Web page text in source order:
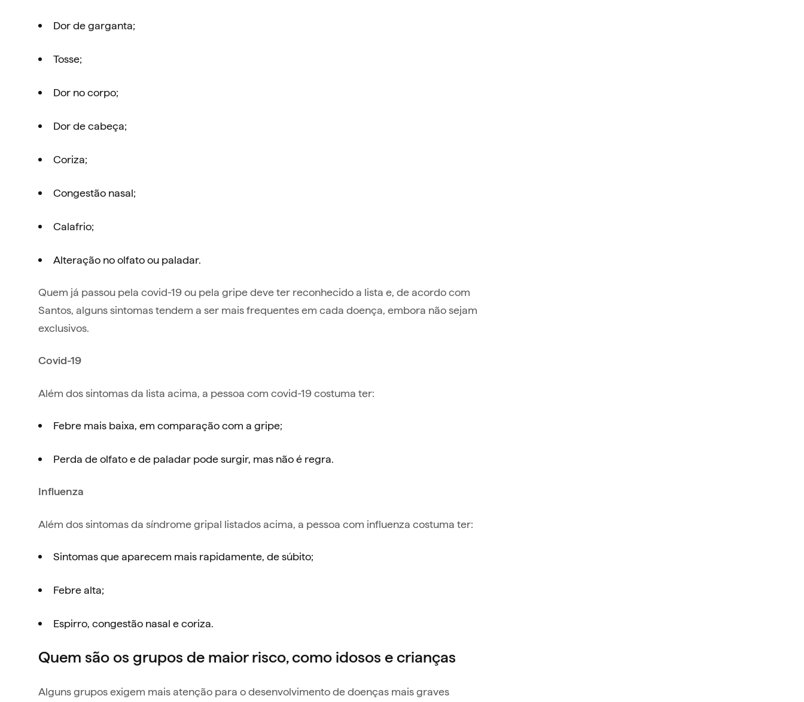
Dor de garganta;
Tosse;
Dor no corpo;
Dor de cabeça;
Coriza;
Congestão nasal;
Calafrio;
Alteração no olfato ou paladar.
Quem já passou pela covid-19 ou pela gripe deve ter reconhecido a lista e, de acordo com
Santos, alguns sintomas tendem a ser mais frequentes em cada doença, embora não sejam
exclusivos.
Covid-19
Além dos sintomas da lista acima, a pessoa com covid-19 costuma ter:
Febre mais baixa, em comparação com a gripe;
Perda de olfato e de paladar pode surgir, mas não é regra.
Influenza
Além dos sintomas da síndrome gripal listados acima, a pessoa com influenza costuma ter:
Sintomas que aparecem mais rapidamente, de súbito;
Febre alta;
Espirro, congestão nasal e coriza.
Quem são os grupos de maior risco, como idosos e crianças
Alguns grupos exigem mais atenção para o desenvolvimento de doenças mais graves